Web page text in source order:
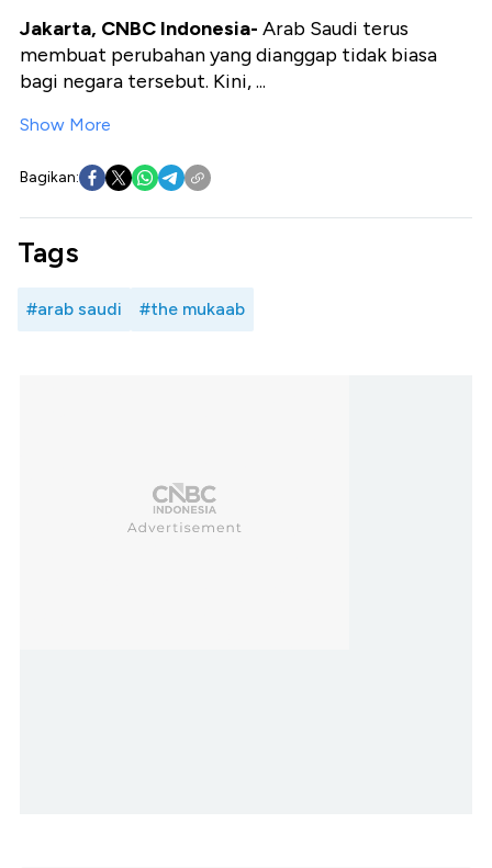
Jakarta, CNBC Indonesia- Arab Saudi terus
membuat perubahan yang dianggap tidak biasa
bagi negara tersebut. Kini, ...
Show More
Bagikan:
Tags
#arab saudi #the mukaab